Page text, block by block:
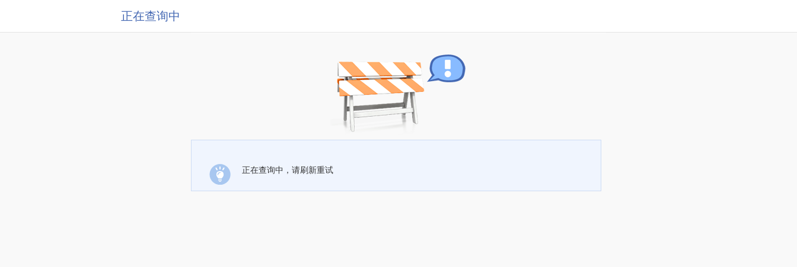
正在查询中
正在查询中，请刷新重试